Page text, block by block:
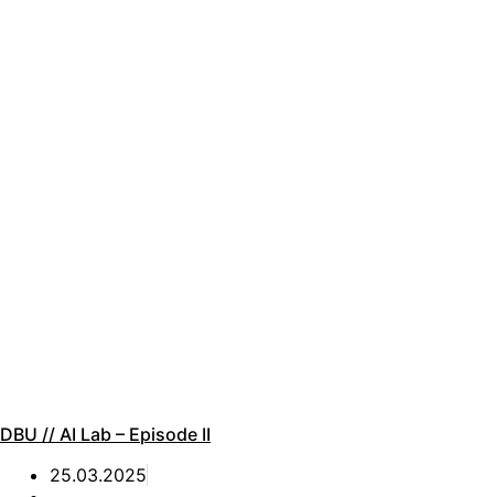
DBU // AI Lab – Episode II
25.03.2025